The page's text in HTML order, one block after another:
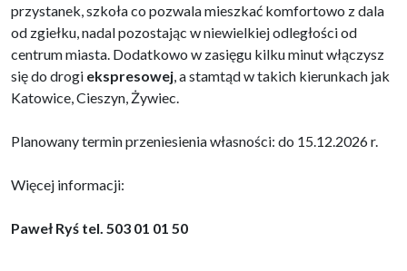
przystanek, szkoła co pozwala mieszkać komfortowo z dala
od zgiełku, nadal pozostając w niewielkiej odległości od
centrum miasta. Dodatkowo w zasięgu kilku minut włączysz
się do drogi ekspresowej , a stamtąd w takich kierunkach jak
Katowice, Cieszyn, Żywiec.
Planowany termin przeniesienia własności: do 15.12.2026 r.
Więcej informacji:
Paweł Ryś tel. 503 01 01 50